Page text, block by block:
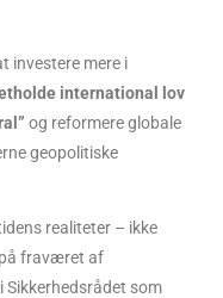
investere mere i
international lov
og reformere globale
geopolitiske
realiteter – ikke
på fraværet af
som